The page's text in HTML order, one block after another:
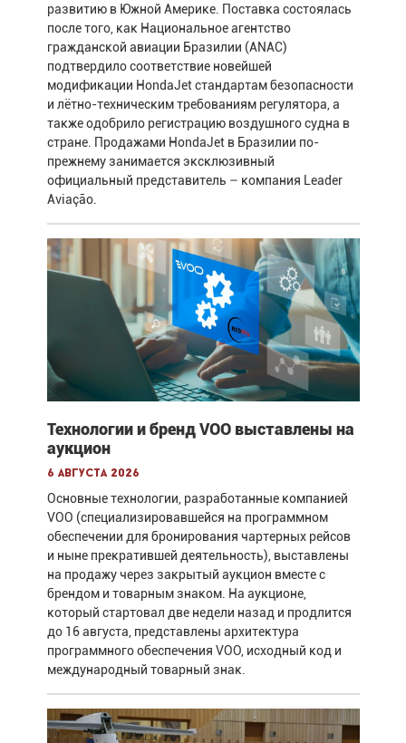
развитию в Южной Америке. Поставка состоялась
после того, как Национальное агентство
гражданской авиации Бразилии (ANAC)
подтвердило соответствие новейшей
модификации HondaJet стандартам безопасности
и лётно-техническим требованиям регулятора, а
также одобрило регистрацию воздушного судна в
стране. Продажами HondaJet в Бразилии по-
прежнему занимается эксклюзивный
официальный представитель – компания Leader
Aviação.
Технологии и бренд VOO выставлены на
аукцион
6 августа 2026
Основные технологии, разработанные компанией
VOO (специализировавшейся на программном
обеспечении для бронирования чартерных рейсов
и ныне прекратившей деятельность), выставлены
на продажу через закрытый аукцион вместе с
брендом и товарным знаком. На аукционе,
который стартовал две недели назад и продлится
до 16 августа, представлены архитектура
программного обеспечения VOO, исходный код и
международный товарный знак.